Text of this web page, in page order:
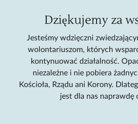
Dziękujemy za
Jesteśmy wdzięczni
wolontariuszom, których
kontynuować działalność.
niezależne i nie pobiera
Kościoła, Rządu ani Korony.
jest dla nas naprawdę